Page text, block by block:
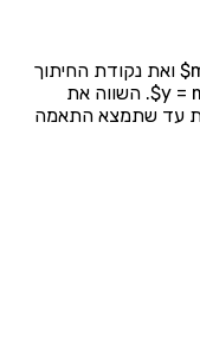
להתאים פונקציה לגרף, זהה את השיפוע $m$ ואת נקודת החיתוך
עם ציר ה-$y$ שהוא $b$ בנוסחה $y = mx + b$. השווה את
עד שתמצא התאמה